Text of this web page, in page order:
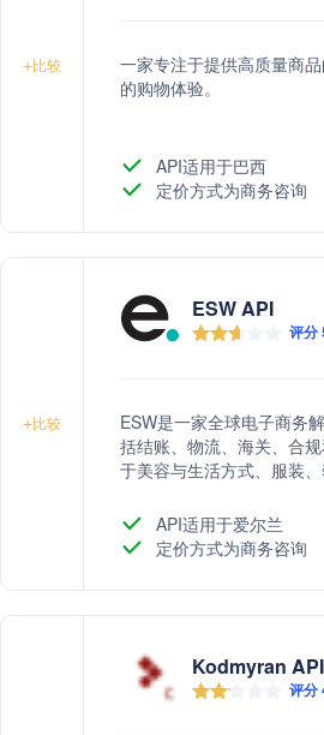
+比较
一家专注于提供高质量商
的购物体验。
API适用于巴西
定价方式为商务咨询
+比较
ESW API
评分
ESW是一家全球电子商务
括结账、物流、海关、合
于美容与生活方式、服装
API适用于爱尔兰
定价方式为商务咨询
Kodmyran API
评分